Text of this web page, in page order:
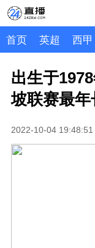
首页 英超 西甲
出生于
坡联赛最
2022-10-04 19:48:51